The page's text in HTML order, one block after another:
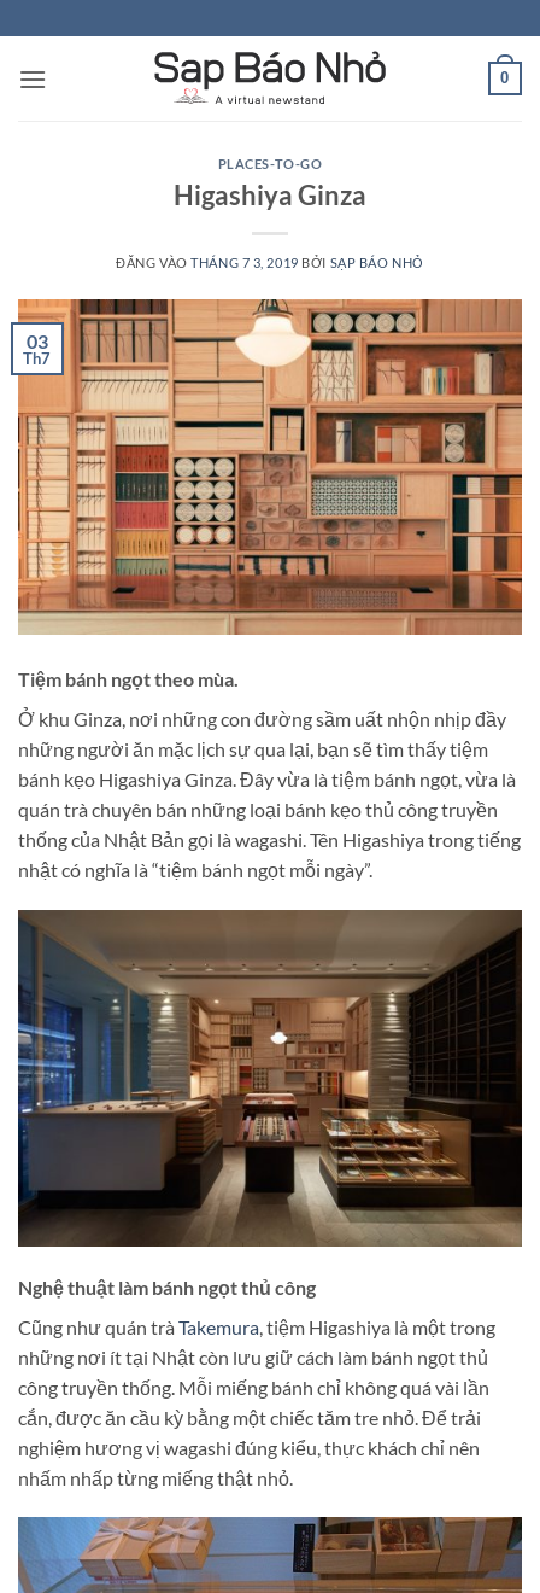
qua
nội
0
PLACES-TO-GO
Higashiya Ginza
ĐĂNG VÀOTHÁNG 7 3, 2019 BỞI SẠP BÁO NHỎ
03
Th7
Tiệm bánh ngọt theo mùa.
Ở khu Ginza, nơi những con đường sầm uất nhộn nhịp đầy
những người ăn mặc lịch sự qua lại, bạn sẽ tìm thấy tiệm
bánh kẹo Higashiya Ginza. Đây vừa là tiệm bánh ngọt, vừa là
quán trà chuyên bán những loại bánh kẹo thủ công truyền
thống của Nhật Bản gọi là wagashi. Tên Higashiya trong tiếng
nhật có nghĩa là “tiệm bánh ngọt mỗi ngày”.
Nghệ thuật làm bánh ngọt thủ công
Cũng như quán trà Takemura , tiệm Higashiya là một trong
những nơi ít tại Nhật còn lưu giữ cách làm bánh ngọt thủ
công truyền thống. Mỗi miếng bánh chỉ không quá vài lần
cắn, được ăn cầu kỳ bằng một chiếc tăm tre nhỏ. Để trải
nghiệm hương vị wagashi đúng kiểu, thực khách chỉ nên
nhấm nhấp từng miếng thật nhỏ.